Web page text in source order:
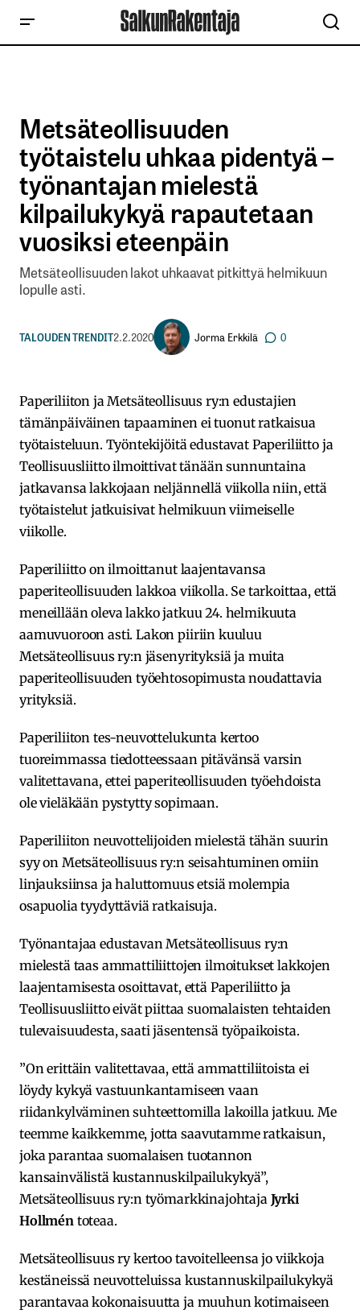
Metsäteollisuuden
työtaistelu uhkaa pidentyä –
työnantajan mielestä
kilpailukykyä rapautetaan
vuosiksi eteenpäin
Metsäteollisuuden lakot uhkaavat pitkittyä helmikuun
lopulle asti.
TALOUDEN TRENDIT2.2.2020 Jorma Erkkilä 0
Paperiliiton ja Metsäteollisuus ry:n edustajien
tämänpäiväinen tapaaminen ei tuonut ratkaisua
työtaisteluun. Työntekijöitä edustavat Paperiliitto ja
Teollisuusliitto ilmoittivat tänään sunnuntaina
jatkavansa lakkojaan neljännellä viikolla niin, että
työtaistelut jatkuisivat helmikuun viimeiselle
viikolle.
Paperiliitto on ilmoittanut laajentavansa
paperiteollisuuden lakkoa viikolla. Se tarkoittaa, että
meneillään oleva lakko jatkuu 24. helmikuuta
aamuvuoroon asti. Lakon piiriin kuuluu
Metsäteollisuus ry:n jäsenyrityksiä ja muita
paperiteollisuuden työehtosopimusta noudattavia
yrityksiä.
Paperiliiton tes-neuvottelukunta kertoo
tuoreimmassa tiedotteessaan pitävänsä varsin
valitettavana, ettei paperiteollisuuden työehdoista
ole vieläkään pystytty sopimaan.
Paperiliiton neuvottelijoiden mielestä tähän suurin
syy on Metsäteollisuus ry:n seisahtuminen omiin
linjauksiinsa ja haluttomuus etsiä molempia
osapuolia tyydyttäviä ratkaisuja.
Työnantajaa edustavan Metsäteollisuus ry:n
mielestä taas ammattiliittojen ilmoitukset lakkojen
laajentamisesta osoittavat, että Paperiliitto ja
Teollisuusliitto eivät piittaa suomalaisten tehtaiden
tulevaisuudesta, saati jäsentensä työpaikoista.
”On erittäin valitettavaa, että ammattiliitoista ei
löydy kykyä vastuunkantamiseen vaan
riidankylväminen suhteettomilla lakoilla jatkuu. Me
teemme kaikkemme, jotta saavutamme ratkaisun,
joka parantaa suomalaisen tuotannon
kansainvälistä kustannuskilpailukykyä”,
Metsäteollisuus ry:n työmarkkinajohtaja Jyrki
Hollmén toteaa.
Metsäteollisuus ry kertoo tavoitelleensa jo viikkoja
kestäneissä neuvotteluissa kustannuskilpailukykyä
parantavaa kokonaisuutta ja muuhun kotimaiseen